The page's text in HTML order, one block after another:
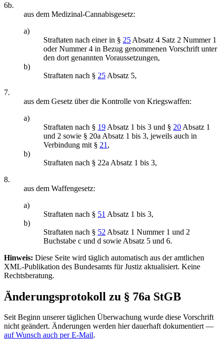
6b.
aus dem Medizinal-Cannabisgesetz:
a)
Straftaten nach einer in § 25 Absatz 4 Satz 2 Nummer 1
oder Nummer 4 in Bezug genommenen Vorschrift unter
den dort genannten Voraussetzungen,
b)
Straftaten nach § 25 Absatz 5,
7.
aus dem Gesetz über die Kontrolle von Kriegswaffen:
a)
Straftaten nach § 19 Absatz 1 bis 3 und § 20 Absatz 1
und 2 sowie § 20a Absatz 1 bis 3, jeweils auch in
Verbindung mit § 21 ,
b)
Straftaten nach § 22a Absatz 1 bis 3,
8.
aus dem Waffengesetz:
a)
Straftaten nach § 51 Absatz 1 bis 3,
b)
Straftaten nach § 52 Absatz 1 Nummer 1 und 2
Buchstabe c und d sowie Absatz 5 und 6.
Hinweis: Diese Seite wird täglich automatisch aus der amtlichen
XML-Publikation des Bundesamts für Justiz aktualisiert. Keine
Rechtsberatung.
Änderungsprotokoll zu § 76a StGB
Seit Beginn unserer täglichen Überwachung wurde diese Vorschrift
nicht geändert. Änderungen werden hier dauerhaft dokumentiert —
auf Wunsch auch per E-Mail.